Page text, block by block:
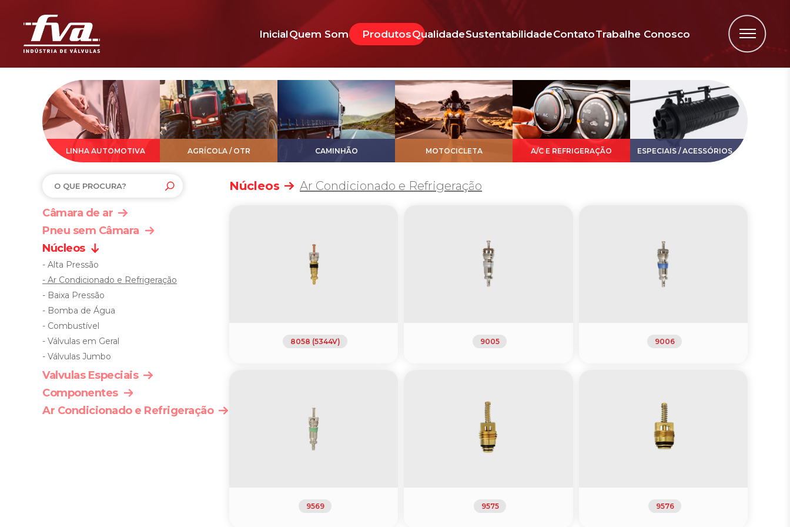
InicialQuem Somos ProdutosQualidadeSustentabilidadeContatoTrabalhe Conosco
LINHA AUTOMOTIVA AGRÍCOLA / OTR CAMINHÃO MOTOCICLETA A/C E REFRIGERAÇÃO ESPECIAIS / ACESSÓRIOS
Câmara de ar
Pneu sem Câmara
Núcleos
- Alta Pressão
- Ar Condicionado e Refrigeração
- Baixa Pressão
- Bomba de Água
- Combustível
- Válvulas em Geral
- Válvulas Jumbo
Valvulas Especiais
Componentes
Ar Condicionado e Refrigeração
Núcleos Ar Condicionado e Refrigeração
8058 (5344V) 9005 9006
9569 9575 9576